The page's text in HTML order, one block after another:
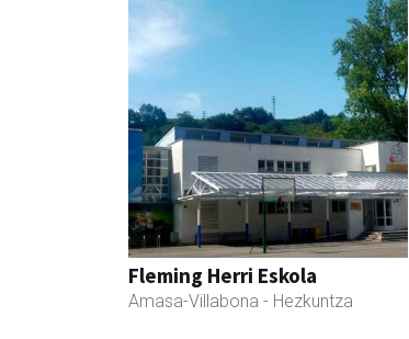
Fleming Herri Eskola
Amasa-Villabona - Hezkuntza